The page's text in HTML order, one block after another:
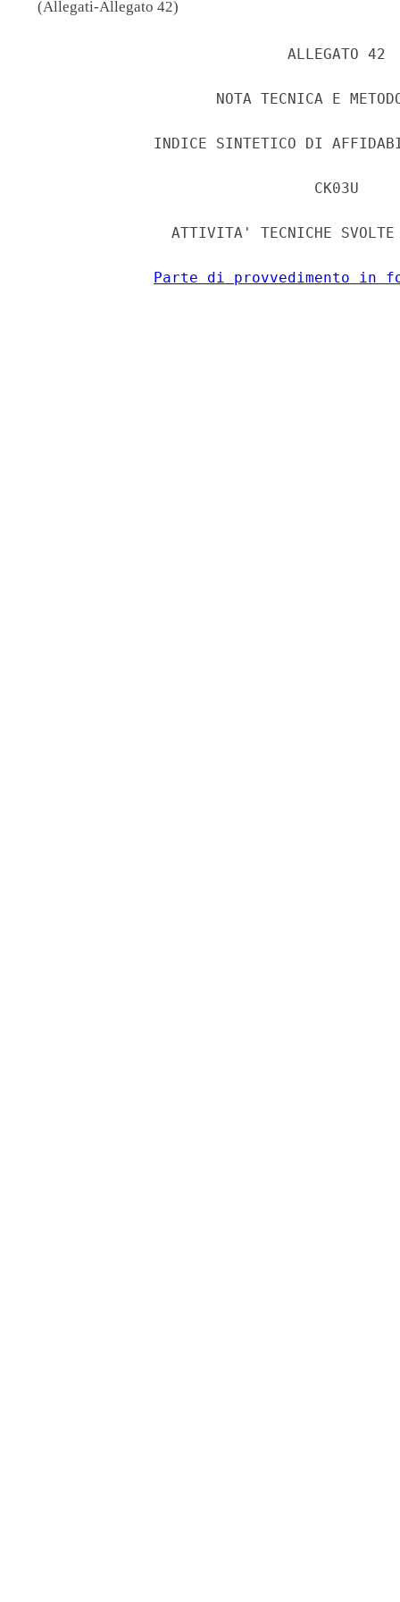
(Allegati-Allegato 42)
                             ALLEGATO 42
NOTA TECNICA E
INDICE SINTETICO DI
                                CK03U
ATTIVITA' TECNICHE
Parte di provvedimento in